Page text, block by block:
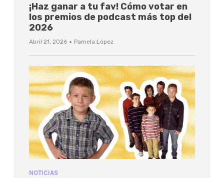
¡Haz ganar a tu fav! Cómo votar en
los premios de podcast más top del
2026
Abril 21, 2026 · Pamela López
NOTICIAS